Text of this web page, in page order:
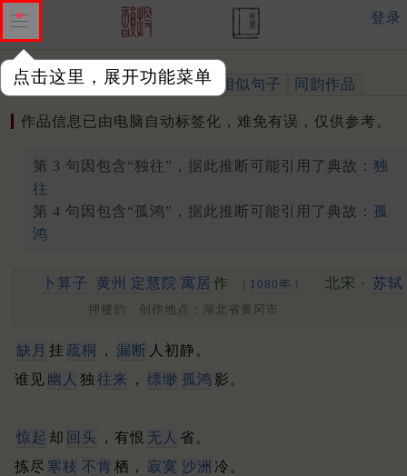
点击这里，展开功能菜单
登录
作品 标注四声 出处、引用 相似句子 同韵作品
作品信息已由电脑自动标签化，难免有误，仅供参考。
第 3 句因包含“独往”，据此推断可能引用了典故： 独
往
第 4 句因包含“孤鸿”，据此推断可能引用了典故： 孤
鸿
卜算子 黄州 定慧院 寓居 作 （ 1080年 ） 北宋 · 苏轼
押梗韵 创作地点：湖北省黄冈市
缺月 挂 疏桐 ， 漏断 人初静。
谁见 幽人 独 往来 ， 缥缈 孤鸿 影。
惊起 却 回头 ，有恨 无人 省。
拣尽 寒枝 不肯 栖， 寂寞 沙洲 冷。